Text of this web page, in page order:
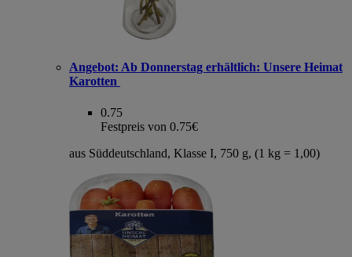
Angebot: Ab Donnerstag erhältlich: Unsere Heimat
Karotten
0.75
Festpreis von 0.75€
aus Süddeutschland, Klasse I, 750 g, (1 kg = 1,00)